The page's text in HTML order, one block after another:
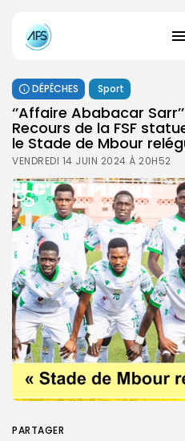
Search
DÉPÊCHES Sport
‘’Affaire Ababacar
Recours de la FSF
le Stade de Mbour
VENDREDI 14 JUIN 2024 À 20H52
PARTAGER